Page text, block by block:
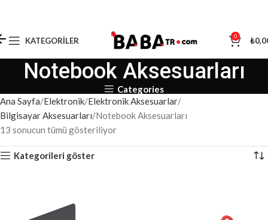
KATEGORILER 0 ₺
Notebook Aksesuarları
Categories
Ana Sayfa Elektronik Elektronik Aksesuarlar
Bilgisayar Aksesuarları Notebook Aksesuarları
13 sonucun tümü gösteriliyor
Kategorileri göster